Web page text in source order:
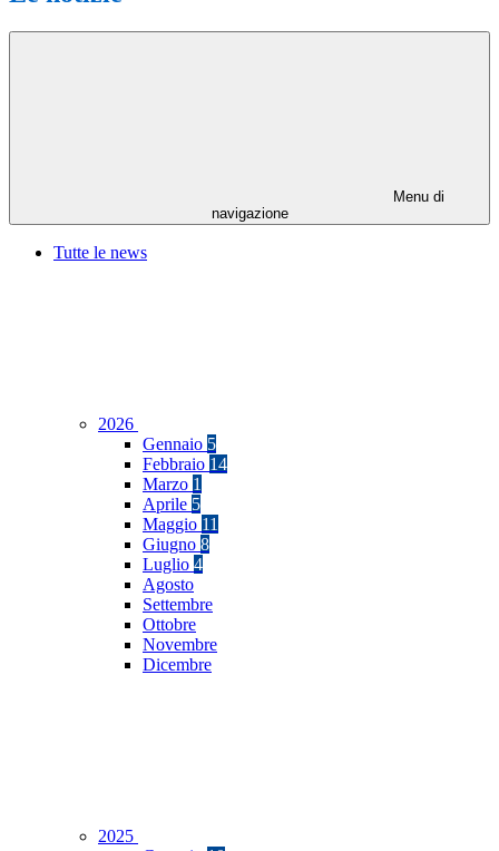
Menu di
navigazione
Tutte le news
2026
Gennaio 5
Febbraio 14
Marzo 1
Aprile 5
Maggio 11
Giugno 8
Luglio 4
Agosto
Settembre
Ottobre
Novembre
Dicembre
2025